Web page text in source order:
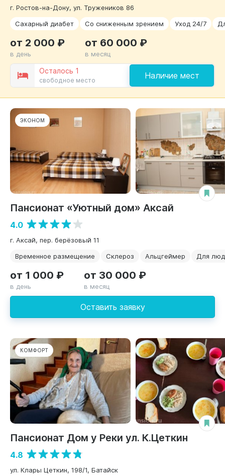
г. Ростов-на-Дону, ул. Тружеников 86
Сахарный диабет
Со сниженным зрением Уход 24/7
Осталось 1
свободное место Наличие мест
от 2 000 ₽
в день
от 60 000 ₽
в месяц
ЭКОНОМ
Пансионат «Уютный дом» Аксай
4.0
г. Аксай, пер. берёзовый 11
Временное размещение
Склероз Альцгеймер Для
Оставить заявку
от 1 000 ₽
в день
от 30 000 ₽
в месяц
КОМФОРТ
Пансионат Дом у Реки ул. К.Цеткин
4.8
ул. Клары Цеткин, 198/1, Батайск